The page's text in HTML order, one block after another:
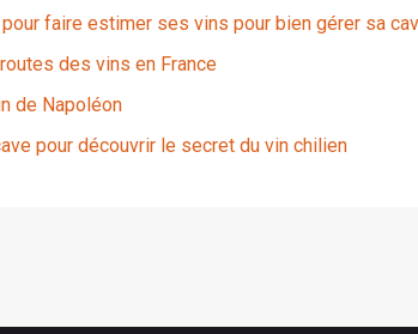
faire estimer ses vins pour bien gérer sa
des vins en France
de Napoléon
pour découvrir le secret du vin chilien